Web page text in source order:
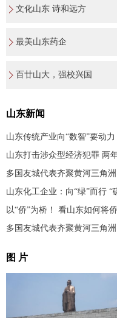
文化山东 诗和远方
最美山东药企
百廿山大，强校兴国
山东新闻
山东传统产业向“数智”要动
山东打击涉众型经济犯罪 两
多国友城代表齐聚黄河三角
山东化工企业：向“绿”而行 “
以“侨”为桥！ 看山东如何将
多国友城代表齐聚黄河三角
图 片